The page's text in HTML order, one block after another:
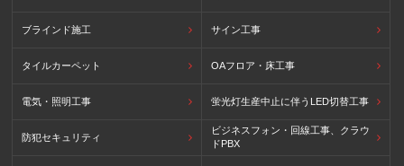
ブラインド施工 サイン工事
タイルカーペット OAフロア・床工事
電気・照明工事 蛍光灯生産中止に伴うLED切替工事
防犯セキュリティ
ビジネスフォン・回線工事、クラウ
ドPBX